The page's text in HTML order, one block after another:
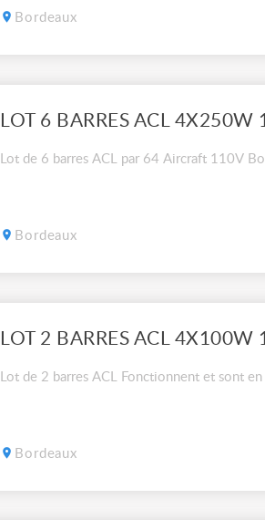
Bordeaux
LOT 6 BARRES ACL
Lot de 6 barres ACL par 64 Aircraft 110V
Bordeaux
LOT 2 BARRES ACL
Lot de 2 barres ACL Fonctionnent et sont
Bordeaux